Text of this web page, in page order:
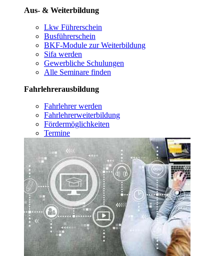
Aus- & Weiterbildung
Lkw Führerschein
Busführerschein
BKF-Module zur Weiterbildung
Sifa werden
Gewerbliche Schulungen
Alle Seminare finden
Fahrlehrerausbildung
Fahrlehrer werden
Fahrlehrerweiterbildung
Fördermöglichkeiten
Termine